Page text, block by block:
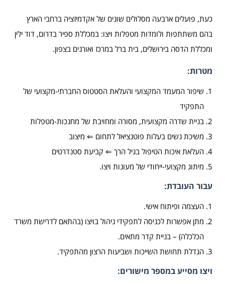
כעת, פועלים ארבעה מסלולים שונים של אקדמיזציה ברחבי הארץ
בהם משתתפות ולומדות מטפלות ויצו: במכללת ספיר בדרום, דוד ילין
ומכללת הדסה בירושלים, בית ברל במרכז ואורנים בצפון.
מטרות:
שיפור המעמד המקצועי והעלאת הסטטוס החברתי-מקצועי של
התפקיד
בניית שדרה מקצועית, מסורה ומחויבת של מחנכות-מטפלות
משיכת נשים בעלות פוטנציאל לתחום ⇐ מיצוב
העלאת איכות הטיפול בגיל הרך ⇐ קביעת סטנדרטים
מיתוג מקצועי-ייחודי של מעונות ויצו.
עבור העובדת:
העצמה ופיתוח אישי.
מתן אפשרות לכניסה לתפקידי ניהול בויצו (בהתאם לדרישת משרד
הכלכלה) – בניית קדר מתאים.
הגדלת תחושת השייכות ושביעות הרצון מהתפקיד.
ויצו מסייע במספר מישורים: